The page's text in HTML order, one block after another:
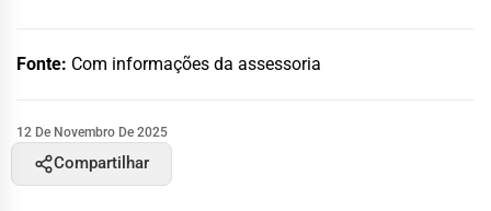
Fonte: Com informações da assessoria
12 De Novembro De 2025
Compartilhar